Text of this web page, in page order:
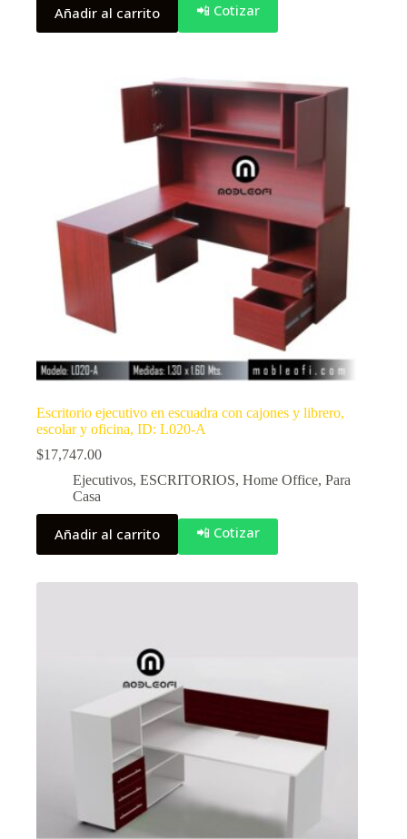
Añadir al carrito 📲 Cotizar
Escritorio ejecutivo en escuadra con cajones y librero,
escolar y oficina, ID: L020-A
$17,747.00
Ejecutivos, ESCRITORIOS, Home Office, Para
Casa
Añadir al carrito 📲 Cotizar